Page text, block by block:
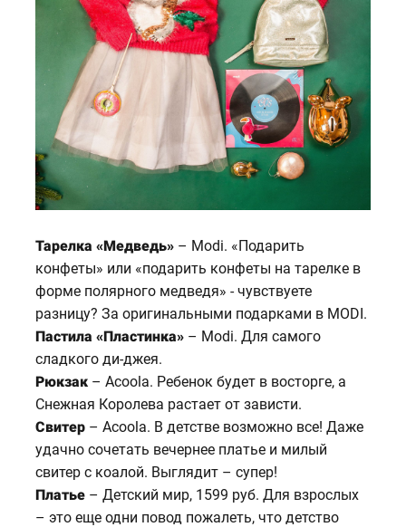
Тарелка «Медведь»– Modi. «Подарить
конфеты» или «подарить конфеты на тарелке в
форме полярного медведя» - чувствуете
разницу? За оригинальными подарками в MODI.
Пастила «Пластинка»– Modi. Для самого
сладкого ди-джея.
Рюкзак– Acoola. Ребенок будет в восторге, а
Снежная Королева растает от зависти.
Свитер– Аcoolа. В детстве возможно все! Даже
удачно сочетать вечернее платье и милый
свитер с коалой. Выглядит – супер!
Платье– Детский мир, 1599 руб. Для взрослых
– это еще одни повод пожалеть, что детство